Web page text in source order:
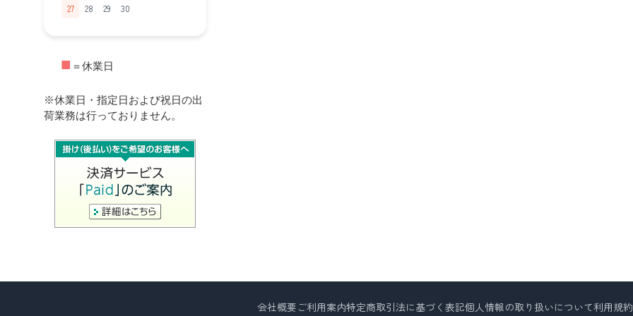
27
28 29 30
■ ＝休業日
※休業日・指定日および祝日の出
荷業務は行っておりません。
会社概要 ご利用案内特定商取引法に基づく表記個人情報の取り扱いについて利用規約